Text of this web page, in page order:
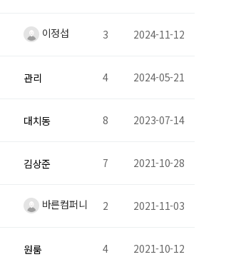
이정섭 3 2024-11-12
관리 4 2024-05-21
대치동 8 2023-07-14
김상준 7 2021-10-28
바른컴퍼니 2 2021-11-03
원룸 4 2021-10-12